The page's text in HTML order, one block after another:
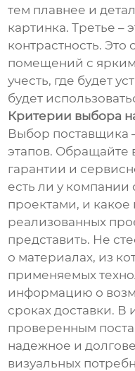
тем плавнее и
картинка. Третье –
контрастность.
помещений с
учесть, где будет
будет
Критерии выбора
Выбор поставщика
этапов. Обращайте
гарантии и
есть ли у
проектами, и какое
реализованных
представить. Не
о материалах, из
применяемых
информацию о
сроках доставки. В
проверенным
надежное и
визуальных